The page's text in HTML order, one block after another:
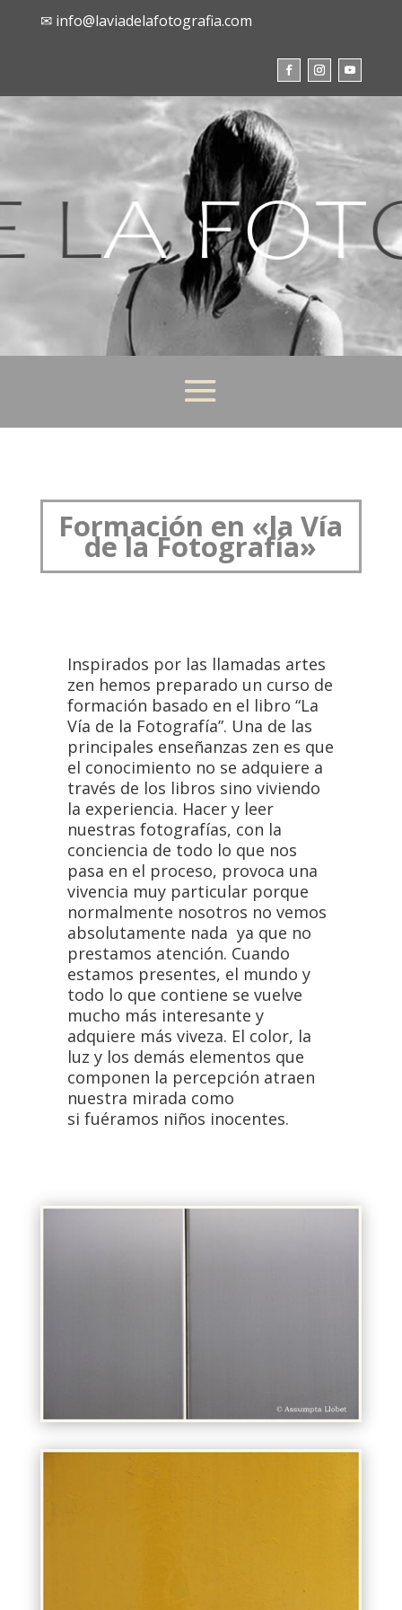
✉ info@laviadelafotografia.com
Formación en «la Vía
de la Fotografía»
Inspirados por las llamadas artes
zen hemos preparado un curso de
formación basado en el libro “La
Vía de la Fotografía”. Una de las
principales enseñanzas zen es que
el conocimiento no se adquiere a
través de los libros sino viviendo
la experiencia. Hacer y leer
nuestras fotografías, con la
conciencia de todo lo que nos
pasa en el proceso, provoca una
vivencia muy particular porque
normalmente nosotros no vemos
absolutamente nada ya que no
prestamos atención. Cuando
estamos presentes, el mundo y
todo lo que contiene se vuelve
mucho más interesante y
adquiere más viveza. El color, la
luz y los demás elementos que
componen la percepción atraen
nuestra mirada como
si fuéramos niños inocentes.